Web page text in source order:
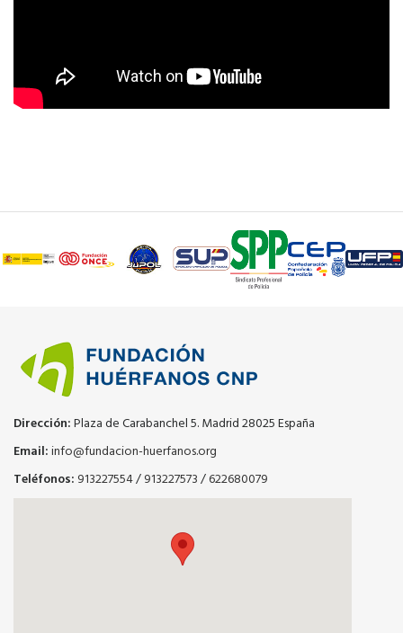
Dirección:Plaza de Carabanchel 5. Madrid 28025 España
Email:info@fundacion-huerfanos.org
Teléfonos: 913227554/913227573/622680079